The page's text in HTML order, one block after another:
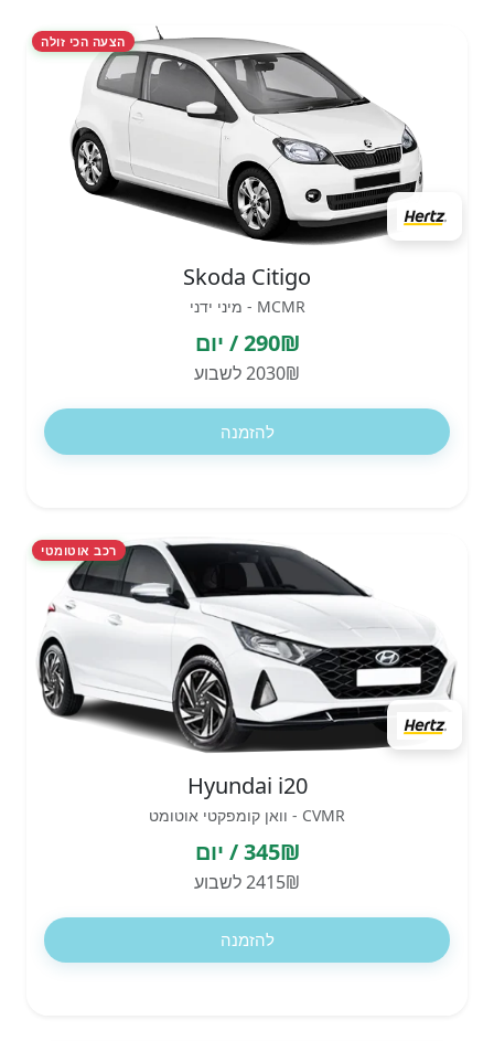
הצעה הכי זולה
Skoda Citigo
MCMR - מיני ידני
290₪ / יום
2030₪ לשבוע
להזמנה
רכב אוטומטי
Hyundai i20
CVMR - וואן קומפקטי אוטומט
345₪ / יום
2415₪ לשבוע
להזמנה